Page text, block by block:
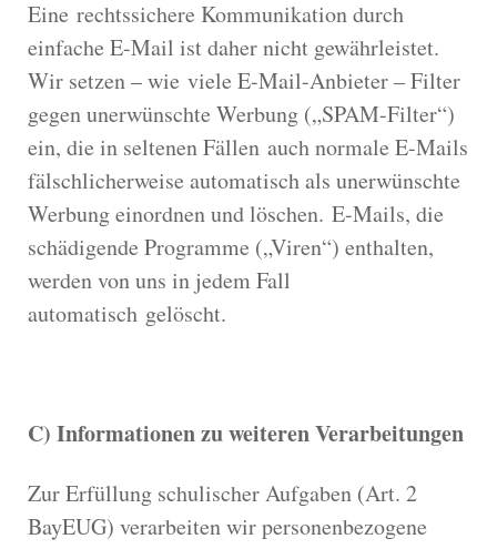
Eine rechtssichere Kommunikation durch
einfache E-Mail ist daher nicht gewährleistet.
Wir setzen – wie viele E-Mail-Anbieter – Filter
gegen unerwünschte Werbung („SPAM-Filter“)
ein, die in seltenen Fällen auch normale E-Mails
fälschlicherweise automatisch als unerwünschte
Werbung einordnen und löschen. E-Mails, die
schädigende Programme („Viren“) enthalten,
werden von uns in jedem Fall
automatisch gelöscht.
C) Informationen zu weiteren Verarbeitungen
Zur Erfüllung schulischer Aufgaben (Art. 2
BayEUG) verarbeiten wir personenbezogene